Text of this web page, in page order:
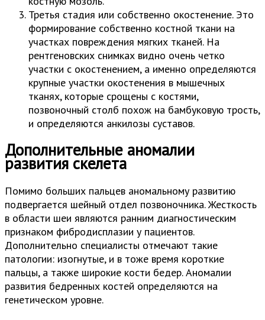
Третья стадия или собственно окостенение. Это
формирование собственно костной ткани на
участках повреждения мягких тканей. На
рентгеновских снимках видно очень четко
участки с окостенением, а именно определяются
крупные участки окостенения в мышечных
тканях, которые срощены с костями,
позвоночный столб похож на бамбуковую трость,
и определяются анкилозы суставов.
Дополнительные аномалии
развития скелета
Помимо больших пальцев аномальному развитию
подвергается шейный отдел позвоночника. Жесткость
в области шеи являются ранним диагностическим
признаком фибродисплазии у пациентов.
Дополнительно специалисты отмечают такие
патологии: изогнутые, и в тоже время короткие
пальцы, а также широкие кости бедер. Аномалии
развития бедренных костей определяются на
генетическом уровне.